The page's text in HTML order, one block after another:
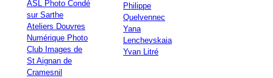
ASL Photo Condé
sur Sarthe
Ateliers Douvres
Numérique Photo
Club Images de
St Aignan de
Cramesnil
Philippe
Quelvennec
Yana
Lenchevskaia
Yvan Litré